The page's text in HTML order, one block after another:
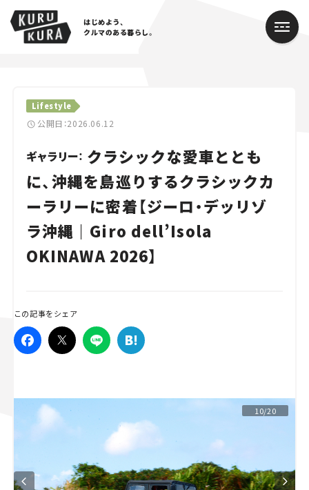
はじめよう、
クルマのある暮らし。
Lifestyle
公開日：2026.06.12
ギャラリー： クラシックな愛車ととも
に、沖縄を島巡りするクラシックカ
ーラリーに密着【ジーロ・デッリゾ
ラ沖縄｜Giro dell’Isola
OKINAWA 2026】
この記事をシェア
10/20
Cars
Lifestyle
Traffic
Special
Series
スズキ ジムニー｜Suzuki Jimny
マツダ｜Mazda
マツダ ロードスター｜Mazda Roadster